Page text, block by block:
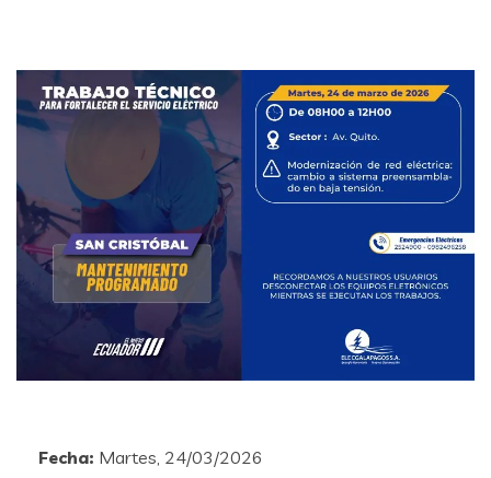
Fecha: Martes, 24/03/2026